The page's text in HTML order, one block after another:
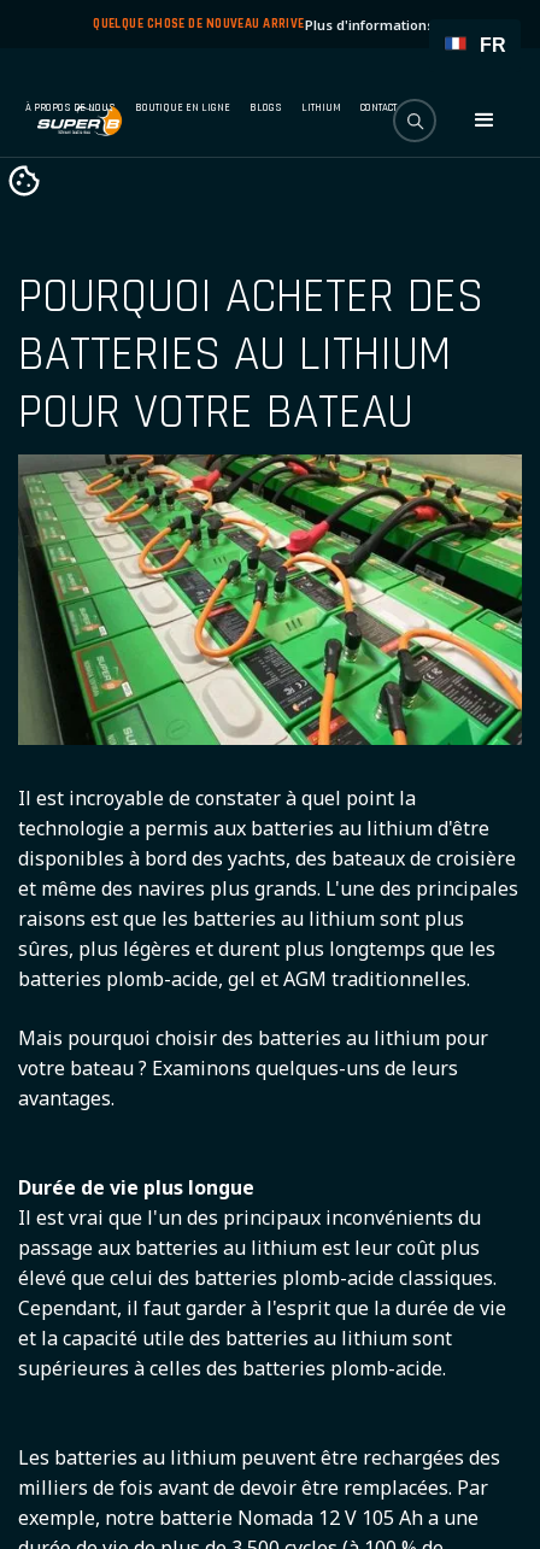
QUELQUE CHOSE DE NOUVEAU ARRIVEPlus d'informations
À PROPOS DE NOUS BOUTIQUE EN LIGNE BLOGS LITHIUM CONTACT
POURQUOI ACHETER DES
BATTERIES AU LITHIUM
POUR VOTRE BATEAU
Il est incroyable de constater à quel point la
technologie a permis aux batteries au lithium d'être
disponibles à bord des yachts, des bateaux de croisière
et même des navires plus grands. L'une des principales
raisons est que les batteries au lithium sont plus
sûres, plus légères et durent plus longtemps que les
batteries plomb-acide, gel et AGM traditionnelles.
Mais pourquoi choisir des batteries au lithium pour
votre bateau ? Examinons quelques-uns de leurs
avantages.
Durée de vie plus longue
Il est vrai que l'un des principaux inconvénients du
passage aux batteries au lithium est leur coût plus
élevé que celui des batteries plomb-acide classiques.
Cependant, il faut garder à l'esprit que la durée de vie
et la capacité utile des batteries au lithium sont
supérieures à celles des batteries plomb-acide.
Les batteries au lithium peuvent être rechargées des
milliers de fois avant de devoir être remplacées. Par
exemple, notre batterie Nomada 12 V 105 Ah a une
FR